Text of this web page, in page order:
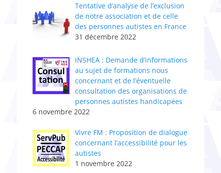
Tentative d’analyse de l’exclusion
de notre association et de celle
des personnes autistes en France
31 décembre 2022
INSHEA : Demande d’informations
au sujet de formations nous
concernant et de l’éventuelle
consultation des organisations de
personnes autistes handicapées
6 novembre 2022
Vivre FM : Proposition de dialogue
concernant l’accessibilité pour les
autistes
1 novembre 2022